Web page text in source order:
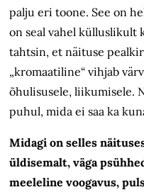
palju eri toone. See on
on seal vahel külluslikult
tahtsin, et näituse
„kromaatiline“ vihjab
õhulisusele, liikumisele.
puhul, mida ei saa ka
Midagi on selles
üldisemalt, väga
meeleline voogavus,